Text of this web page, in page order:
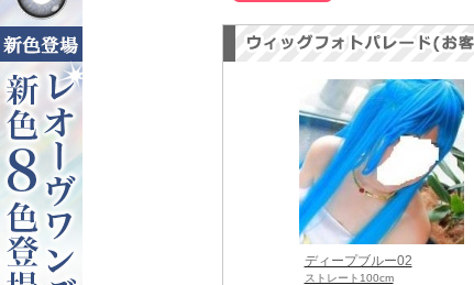
ディープブルー02
ストレート100cm